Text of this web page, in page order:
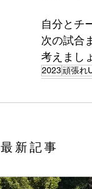
自分とチ
次の試合
考えまし
2023頑張れ
​最新記事